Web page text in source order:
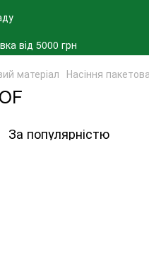
від 5000 грн
матеріал Насіння
За популярністю